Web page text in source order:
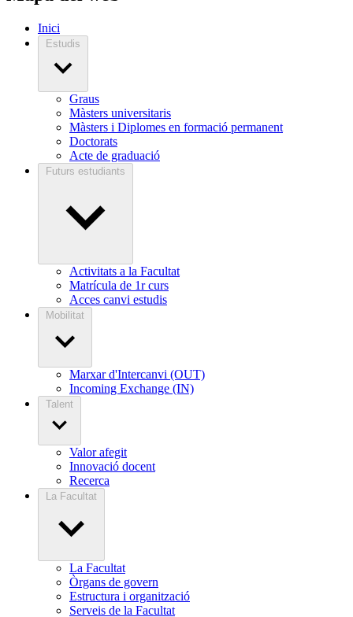
Inici
Estudis
Graus
Màsters universitaris
Màsters i Diplomes en formació permanent
Doctorats
Acte de graduació
Futurs estudiants
Activitats a la Facultat
Matrícula de 1r curs
Acces canvi estudis
Mobilitat
Marxar d'Intercanvi (OUT)
Incoming Exchange (IN)
Talent
Valor afegit
Innovació docent
Recerca
La Facultat
La Facultat
Òrgans de govern
Estructura i organització
Serveis de la Facultat